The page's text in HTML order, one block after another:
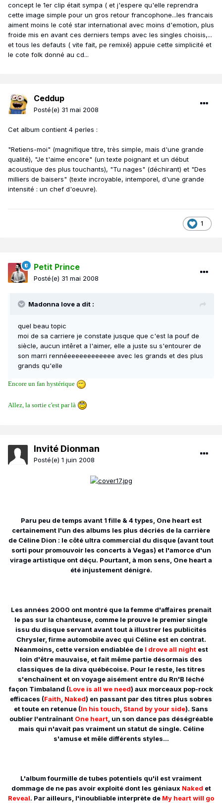
concept le 1er clip était sympa ( et j'espere qu'elle reprendra
cette image simple pour un gros retour francophone...les francais
aiment moins le coté star international avec moins d'emotion, plus
froide mis en avant ces derniers temps avec les singles choisis,...
et tous les defauts ( vite fait, pe remixé) appuie cette simplicité et
le cote folk donné au cd...
Ceddup
Posté(e) 31 mai 2008
Cet album contient 4 perles :
"Retiens-moi" (magnifique titre, très simple, mais d'une grande
qualité), "Je t'aime encore" (un texte poignant et un début
acoustique des plus touchants), "Tu nages" (déchirant) et "Des
milliers de baisers" (texte incroyable, intemporel, d'une grande
intensité : un chef d'oeuvre).
1
Petit Prince
Posté(e) 31 mai 2008
Madonna love a dit :
quel beau topic
moi de sa carriere je constate jusque que c'est la pouf de
siècle, aucun intêret a l'aimer, elle a juste su s'entourer de
son marri rennéeeeeeeeeeeee avec les grands et des plus
grands qu'elle
Encore un fan hystérique
Allez, la sortie c'est par là
Invité Dionman
Posté(e) 1 juin 2008
Paru peu de temps avant 1 fille & 4 types, One heart est
certainement l'un des albums les plus décriés de la carrière
de Céline Dion : le côté ultra commercial du disque (avant tout
sorti pour promouvoir les concerts à Vegas) et l'amorce d'un
virage artistique ont déçu. Pourtant, à mon sens, One heart a
été injustement dénigré.
Les années 2000 ont montré que la femme d'affaires prenait
le pas sur la chanteuse, comme le prouve le premier single
issu du disque servant avant tout à illustrer les publicités
Chrysler, firme automobile avec qui Céline est en contrat.
Néanmoins, cette version endiablée de I drove all nightest
loin d'être mauvaise, et fait même partie désormais des
classiques de la diva québécoise. Pour le reste, les titres
s'enchaînent et on voyage aisément entre du Rn'B léché
façon Timbaland (Love is all we need) aux morceaux pop-rock
efficaces (Faith Naked) en passant par des titres plus sobres
et toute en retenue (In his touch Stand by your side). Sans
oublier l'entraînant One heart, un son dance pas déségréable
mais qui n'avait pas vraiment un statut de single. Céline
s'amuse et mêle différents styles...
L'album fourmille de tubes potentiels qu'il est vraiment
dommage de ne pas avoir exploité dont les géniaux Naked et
Reveal. Par ailleurs, l'inoubliable interprète de My heart will go